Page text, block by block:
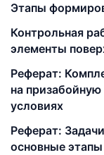
Этапы
Контрольная
элементы
Реферат:
на
условиях
Реферат:
основные этапы